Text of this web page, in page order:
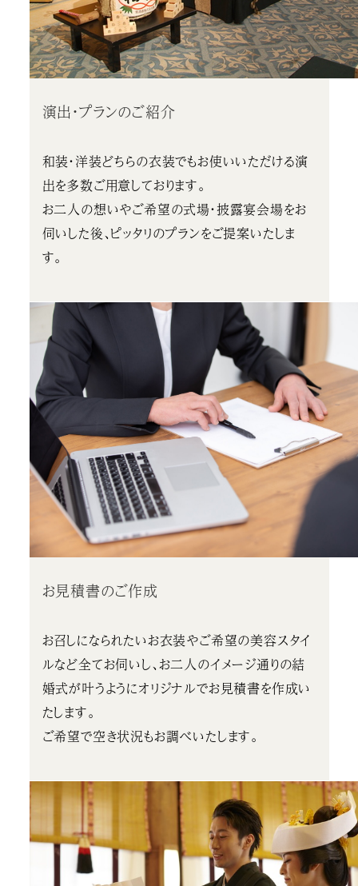
演出・プランのご紹介
和装・洋装どちらの衣装でもお使いいただける演
出を多数ご用意しております。
お二人の想いやご希望の式場・披露宴会場をお
伺いした後、ピッタリのプランをご提案いたしま
す。
お見積書のご作成
お召しになられたいお衣装やご希望の美容スタイ
ルなど全てお伺いし、お二人のイメージ通りの結
婚式が叶うようにオリジナルでお見積書を作成い
たします。
ご希望で空き状況もお調べいたします。